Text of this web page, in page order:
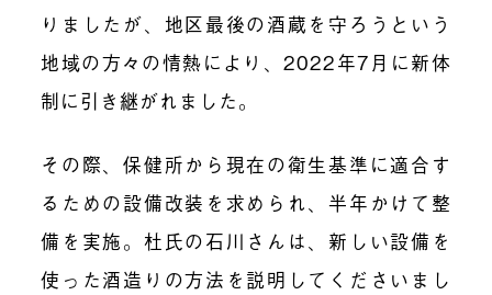
りましたが、地区最後の酒蔵を守ろうという
地域の方々の情熱により、2022年7月に新体
制に引き継がれました。
その際、保健所から現在の衛生基準に適合す
るための設備改装を求められ、半年かけて整
備を実施。杜氏の石川さんは、新しい設備を
使った酒造りの方法を説明してくださいまし